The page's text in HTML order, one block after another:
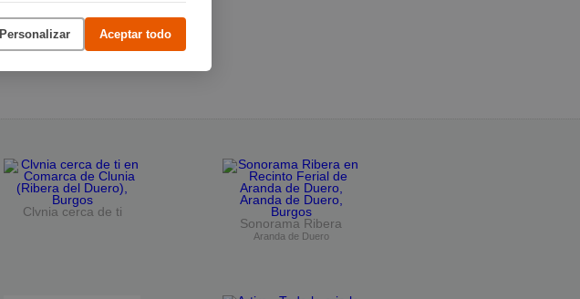
Personalizar Aceptar todo
Clvnia cerca de ti
Sonorama Ribera
Aranda de Duero